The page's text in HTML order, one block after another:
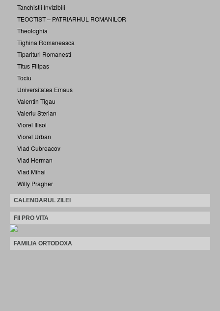
Tanchistii Invizibili
TEOCTIST – PATRIARHUL ROMANILOR
Theologhia
Tighina Romaneasca
Tiparituri Romanesti
Titus Filipas
Tociu
Universitatea Emaus
Valentin Tigau
Valeriu Sterian
Viorel Ilisoi
Viorel Urban
Vlad Cubreacov
Vlad Herman
Vlad Mihai
Willy Pragher
CALENDARUL ZILEI
FII PRO VITA
FAMILIA ORTODOXA